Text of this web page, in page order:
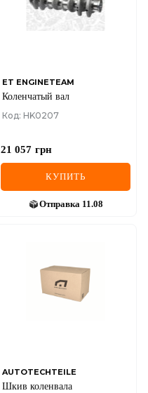
ET ENGINETEAM
Коленчатый вал
Код: HK0207
21 057 грн
КУПИТЬ
Отправка 11.08
AUTOTECHTEILE
Шкив коленвала